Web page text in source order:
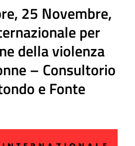
25 Novembre,
per
della violenza
– Consultorio
e Fonte